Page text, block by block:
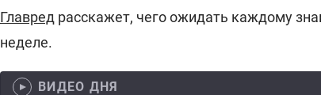
Главред расскажет, чего ожидать каждому
неделе.
ВИДЕО ДНЯ